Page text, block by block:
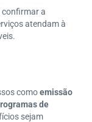
confirmar a
atendam à
comoemissão
de
sejam